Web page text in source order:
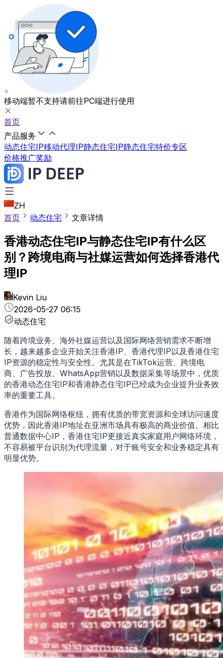
移动端暂不支持请前往PC端进行使用
首页
产品服务
动态住宅IP移动代理IP静态住宅IP静态住宅特价专区
价格推广奖励
ZH
首页
动态住宅 文章详情
香港动态住宅IP与静态住宅IP有什么区
别？跨境电商与社媒运营如何选择香港代
理IP
Kevin Liu
2026-05-27 06:15
动态住宅
随着跨境业务、海外社媒运营以及国际网络营销需求不断增
长，越来越多企业开始关注香港IP、香港代理IP以及香港住宅
IP资源的稳定性与安全性。尤其是在TikTok运营、跨境电
商、广告投放、WhatsApp营销以及数据采集等场景中，优质
的香港动态住宅IP和香港静态住宅IP已经成为企业提升业务效
率的重要工具。
香港作为国际网络枢纽，拥有优质的带宽资源和全球访问速度
优势，因此香港IP地址在亚洲市场具有极高的商业价值。相比
普通数据中心IP，香港住宅IP更接近真实家庭用户网络环境，
不容易被平台识别为代理流量，对于账号安全和业务稳定具有
明显优势。